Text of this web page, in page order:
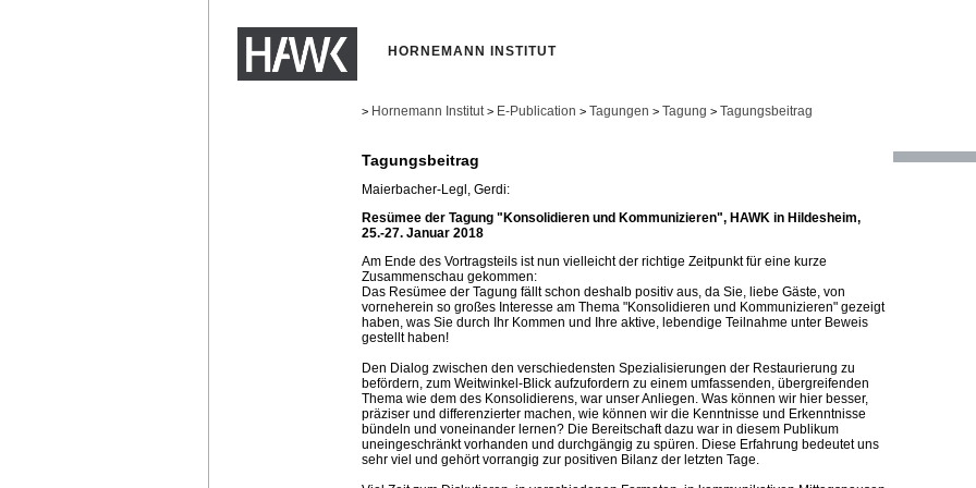
HORNEMANN INSTITUT
> Hornemann Institut > E-Publication > Tagungen > Tagung > Tagungsbeitrag
Tagungsbeitrag
Maierbacher-Legl, Gerdi:
Resümee der Tagung "Konsolidieren und Kommunizieren", HAWK in Hildesheim,
25.-27. Januar 2018
Am Ende des Vortragsteils ist nun vielleicht der richtige Zeitpunkt für eine kurze
Zusammenschau gekommen:
Das Resümee der Tagung fällt schon deshalb positiv aus, da Sie, liebe Gäste, von
vorneherein so großes Interesse am Thema "Konsolidieren und Kommunizieren" gezeigt
haben, was Sie durch Ihr Kommen und Ihre aktive, lebendige Teilnahme unter Beweis
gestellt haben!
Den Dialog zwischen den verschiedensten Spezialisierungen der Restaurierung zu
befördern, zum Weitwinkel-Blick aufzufordern zu einem umfassenden, übergreifenden
Thema wie dem des Konsolidierens, war unser Anliegen. Was können wir hier besser,
präziser und differenzierter machen, wie können wir die Kenntnisse und Erkenntnisse
bündeln und voneinander lernen? Die Bereitschaft dazu war in diesem Publikum
uneingeschränkt vorhanden und durchgängig zu spüren. Diese Erfahrung bedeutet uns
sehr viel und gehört vorrangig zur positiven Bilanz der letzten Tage.